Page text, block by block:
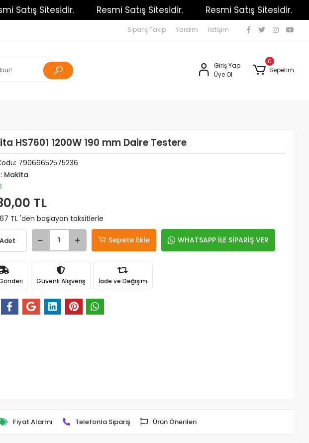
Satış Sitesidir. Resmi Satış Sitesidir. Resmi Satış Sitesidir.
Sipariş Takip Yardım İletişim
Giriş Yap
Üye Ol
0
Sepetim
HS7601 1200W 190 mm Daire Testere
79066652575236
Makita
TL
TL 'den başlayan taksitlerle
Adet Sepete Ekle WHATSAPP İLE SİPARİŞ VER
Gönderi Güvenli Alışveriş İade ve Değişim
Fiyat Alarmı Telefonla Sipariş Ürün Önerileri